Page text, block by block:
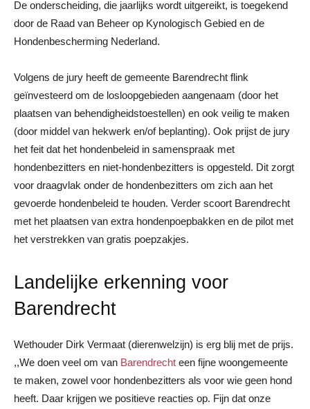
De onderscheiding, die jaarlijks wordt uitgereikt, is toegekend
door de Raad van Beheer op Kynologisch Gebied en de
Hondenbescherming Nederland.
Volgens de jury heeft de gemeente Barendrecht flink
geïnvesteerd om de losloopgebieden aangenaam (door het
plaatsen van behendigheidstoestellen) en ook veilig te maken
(door middel van hekwerk en/of beplanting). Ook prijst de jury
het feit dat het hondenbeleid in samenspraak met
hondenbezitters en niet-hondenbezitters is opgesteld. Dit zorgt
voor draagvlak onder de hondenbezitters om zich aan het
gevoerde hondenbeleid te houden. Verder scoort Barendrecht
met het plaatsen van extra hondenpoepbakken en de pilot met
het verstrekken van gratis poepzakjes.
Landelijke erkenning voor
Barendrecht
Wethouder Dirk Vermaat (dierenwelzijn) is erg blij met de prijs.
,,We doen veel om van Barendrecht een fijne woongemeente
te maken, zowel voor hondenbezitters als voor wie geen hond
heeft. Daar krijgen we positieve reacties op. Fijn dat onze